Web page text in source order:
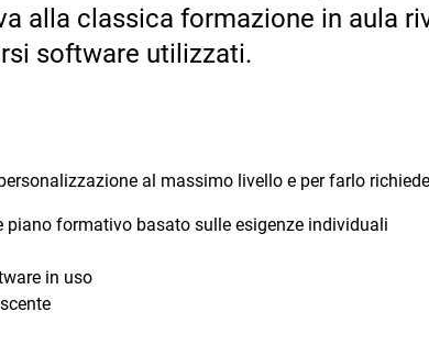
alla classica formazione in aula
software utilizzati.
al massimo livello e per farlo
formativo basato sulle esigenze individuali
in uso